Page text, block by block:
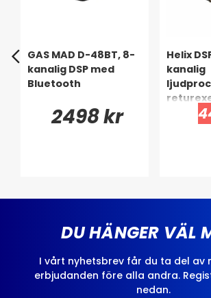
GAS MAD D-48BT, 8-
kanalig DSP med
Bluetooth
2498 kr
Helix
kanalig
DU HÄNGER VÄL
I vårt nyhetsbrev får du ta del av
erbjudanden före alla andra.
nedan.